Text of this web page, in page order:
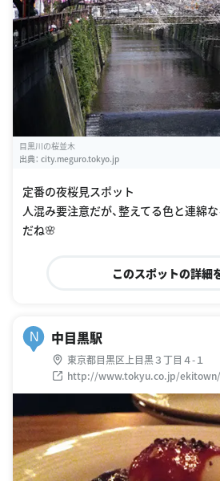
目黒川の桜並木
出典： city.meguro.tokyo.jp
定番の夜桜見スポット
人混み要注意だが、整えてる色と連綿
だね🌸
このスポットの詳細
N 中目黒駅
東京都目黒区上目黒３丁目４-１
http://www.tokyu.co.jp/